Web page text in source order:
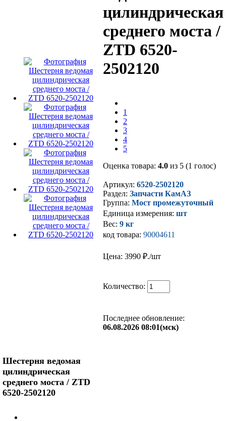
цилиндрическая
среднего моста /
ZTD 6520-
2502120
1
2
3
4
5
Оценка товара: 4.0 из 5 (1 голос)
Артикул: 6520-2502120
Раздел: Запчасти КамАЗ
Группа: Мост промежуточный
Единица измерения: шт
Вес: 9 кг
код товара: 90004611
Цена: 3990 ₽./шт
Количество:
Последнее обновление:
06.08.2026 08:01(мск)
Шестерня ведомая
цилиндрическая
среднего моста / ZTD
6520-2502120